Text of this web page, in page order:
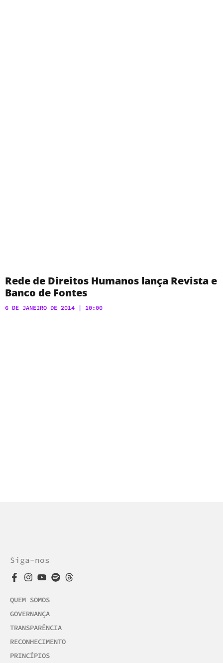
Rede de Direitos Humanos lança Revista e
Banco de Fontes
6 DE JANEIRO DE 2014 10:00
Siga-nos
QUEM SOMOS
GOVERNANÇA
TRANSPARÊNCIA
RECONHECIMENTO
PRINCÍPIOS